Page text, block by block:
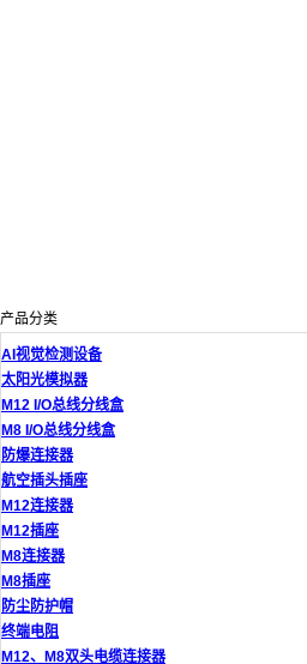
产品分类
AI视觉检测设备
太阳光模拟器
M12 I/O总线分线盒
M8 I/O总线分线盒
防爆连接器
航空插头插座
M12连接器
M12插座
M8连接器
M8插座
防尘防护帽
终端电阻
M12、M8双头电缆连接器